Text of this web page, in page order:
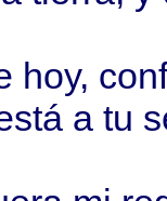
hoy,
a tu